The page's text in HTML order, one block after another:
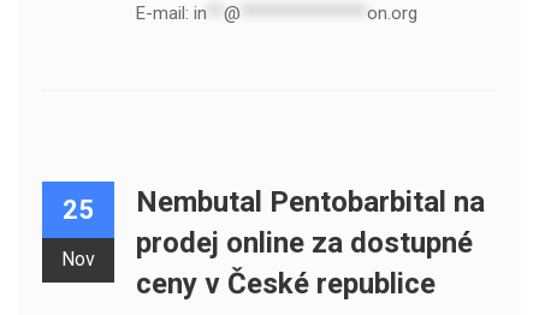
E-mail: in @ on.org
25
Nov
Nembutal Pentobarbital na
prodej online za dostupné
ceny v České republice